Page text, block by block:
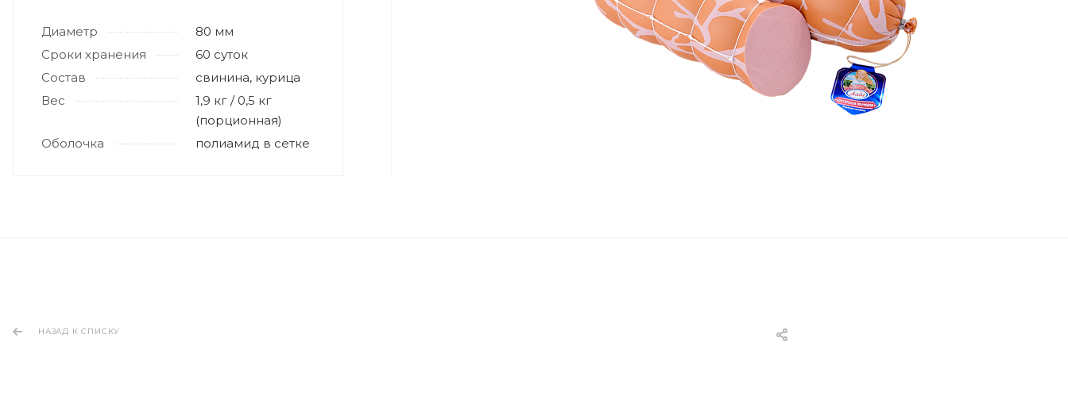
Диаметр
80 мм
Сроки хранения
60 суток
Состав
свинина, курица
Вес
1,9 кг / 0,5 кг
(порционная)
Оболочка
полиамид в сетке
НАЗАД К СПИСКУ